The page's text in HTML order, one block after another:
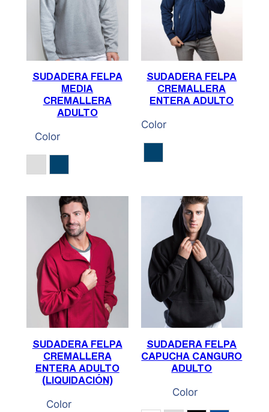
SUDADERA FELPA
MEDIA
CREMALLERA
ADULTO
Color
Gris Vigoré
Marino
SUDADERA FELPA
CREMALLERA
ENTERA ADULTO
Color
Marino
SUDADERA FELPA
CREMALLERA
ENTERA ADULTO
(LIQUIDACIÓN)
Color
SUDADERA FELPA
CAPUCHA CANGURO
ADULTO
Color